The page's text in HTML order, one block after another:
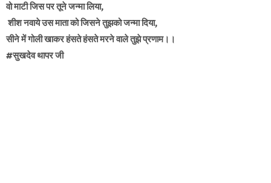
वो माटी जिस पर तूने जन्मा लिया,
शीश नवाये उस माता को जिसने तुझको जन्मा दिया,
सीने में गोली खाकर हंसते हंसते मरने वाले तुझे प्रणाम।।
#सुखदेव थापर जी